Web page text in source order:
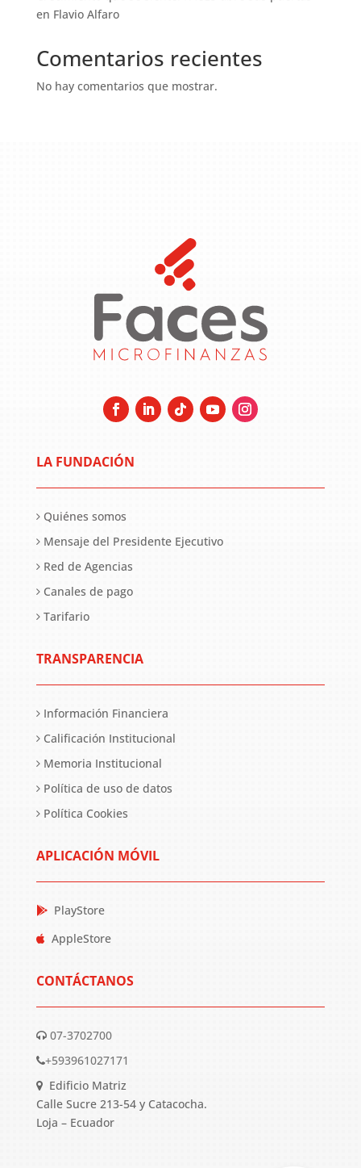
en Flavio Alfaro
Comentarios recientes
No hay comentarios que mostrar.
LA FUNDACIÓN
Quiénes somos
Mensaje del Presidente Ejecutivo
Red de Agencias
Canales de pago
Tarifario
TRANSPARENCIA
Información Financiera
Calificación Institucional
Memoria Institucional
Política de uso de datos
Política Cookies
APLICACIÓN MÓVIL
PlayStore
AppleStore
CONTÁCTANOS
07-3702700
+593961027171
Edificio Matriz
Calle Sucre 213-54 y Catacocha.
Loja – Ecuador